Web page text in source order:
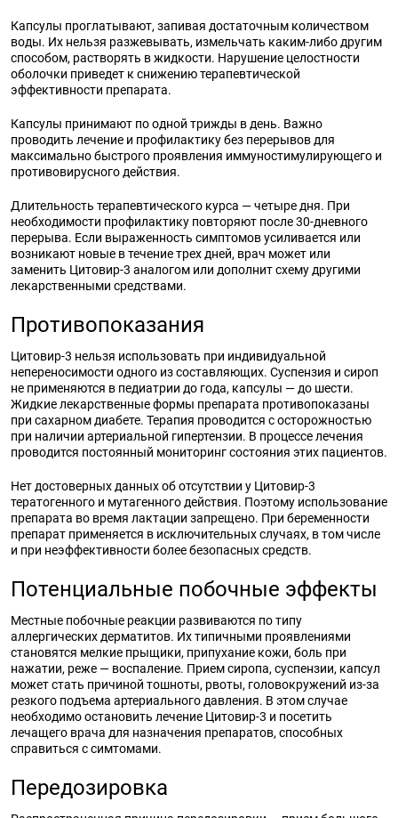
Капсулы проглатывают, запивая достаточным количеством
воды. Их нельзя разжевывать, измельчать каким-либо другим
способом, растворять в жидкости. Нарушение целостности
оболочки приведет к снижению терапевтической
эффективности препарата.
Капсулы принимают по одной трижды в день. Важно
проводить лечение и профилактику без перерывов для
максимально быстрого проявления иммуностимулирующего и
противовирусного действия.
Длительность терапевтического курса — четыре дня. При
необходимости профилактику повторяют после 30-дневного
перерыва. Если выраженность симптомов усиливается или
возникают новые в течение трех дней, врач может или
заменить Цитовир-3 аналогом или дополнит схему другими
лекарственными средствами.
Противопоказания
Цитовир-3 нельзя использовать при индивидуальной
непереносимости одного из составляющих. Суспензия и сироп
не применяются в педиатрии до года, капсулы — до шести.
Жидкие лекарственные формы препарата противопоказаны
при сахарном диабете. Терапия проводится с осторожностью
при наличии артериальной гипертензии. В процессе лечения
проводится постоянный мониторинг состояния этих пациентов.
Нет достоверных данных об отсутствии у Цитовир-3
тератогенного и мутагенного действия. Поэтому использование
препарата во время лактации запрещено. При беременности
препарат применяется в исключительных случаях, в том числе
и при неэффективности более безопасных средств.
Потенциальные побочные эффекты
Местные побочные реакции развиваются по типу
аллергических дерматитов. Их типичными проявлениями
становятся мелкие прыщики, припухание кожи, боль при
нажатии, реже — воспаление. Прием сиропа, суспензии, капсул
может стать причиной тошноты, рвоты, головокружений из-за
резкого подъема артериального давления. В этом случае
необходимо остановить лечение Цитовир-3 и посетить
лечащего врача для назначения препаратов, способных
справиться с симтомами.
Передозировка